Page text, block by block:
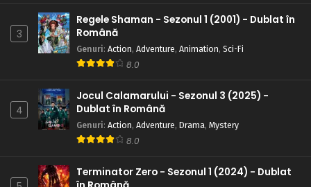
3
Regele Shaman - Sezonul 1 (2001) - Dublat în
Română
Genuri: Action, Adventure, Animation, Sci-Fi
8.0
4
Jocul Calamarului - Sezonul 3 (2025) -
Dublat în Română
Genuri: Action, Adventure, Drama, Mystery
8.0
Terminator Zero - Sezonul 1 (2024) - Dublat